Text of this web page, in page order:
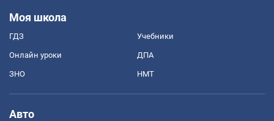
Моя школа
ГДЗ Учебники
Онлайн уроки ДПА
ЗНО НМТ
Авто